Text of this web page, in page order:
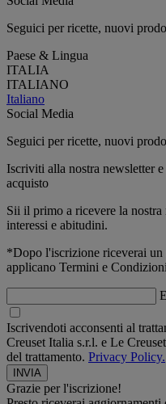
Seguici per ricette, nuovi
Paese & Lingua
ITALIA
ITALIANO
Italiano
Social Media
Seguici per ricette, nuovi
Iscriviti alla nostra newsletter
acquisto
Sii il primo a ricevere la
interessi e abitudini.
*Dopo l'iscrizione riceverai
applicano Termini e
Iscrivendoti acconsenti al
Creuset Italia s.r.l. e Le
del trattamento. Privacy Policy.
Grazie per l'iscrizione!